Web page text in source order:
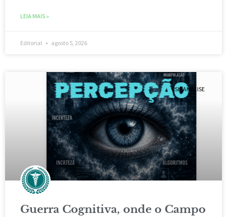
LEIA MAIS »
Editorial agosto 5, 2026
PSICANÁLISE
Guerra Cognitiva, onde o Campo